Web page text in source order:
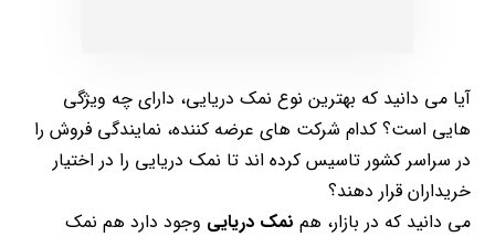
آیا می دانید که بهترین نوع نمک دریایی، دارای چه ویژگی
هایی است؟ کدام شرکت های عرضه کننده، نمایندگی فروش را
در سراسر کشور تاسیس کرده اند تا نمک دریایی را در اختیار
خریداران قرار دهند؟
می دانید که در بازار، هم نمک دریایی وجود دارد هم نمک